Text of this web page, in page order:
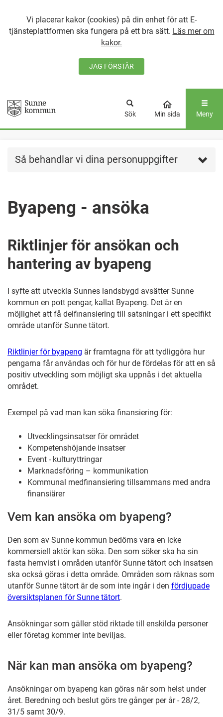
Vi placerar kakor (cookies) på din enhet för att E-
tjänsteplattformen ska fungera på ett bra sätt. Läs mer om
kakor.
JAG FÖRSTÅR
GÅ DIREKT TILL
Sök Min sida Meny
Så behandlar vi dina personuppgifter
Byapeng - ansöka
Riktlinjer för ansökan och
hantering av byapeng
I syfte att utveckla Sunnes landsbygd avsätter Sunne
kommun en pott pengar, kallat Byapeng. Det är en
möjlighet att få delfinansiering till satsningar i ett specifikt
område utanför Sunne tätort.
Riktlinjer för byapeng är framtagna för att tydliggöra hur
pengarna får användas och för hur de fördelas för att en så
positiv utveckling som möjligt ska uppnås i det aktuella
området.
Exempel på vad man kan söka finansiering för:
Utvecklingsinsatser för området
Kompetenshöjande insatser
Event - kulturyttringar
Marknadsföring – kommunikation
Kommunal medfinansiering tillsammans med andra
finansiärer
Vem kan ansöka om byapeng?
Den som av Sunne kommun bedöms vara en icke
kommersiell aktör kan söka. Den som söker ska ha sin
fasta hemvist i områden utanför Sunne tätort och insatsen
ska också göras i detta område. Områden som räknas som
utanför Sunne tätort är de som inte ingår i den fördjupade
översiktsplanen för Sunne tätort.
Ansökningar som gäller stöd riktade till enskilda personer
eller företag kommer inte beviljas.
När kan man ansöka om byapeng?
Ansökningar om byapeng kan göras när som helst under
året. Beredning och beslut görs tre gånger per år - 28/2,
31/5 samt 30/9.